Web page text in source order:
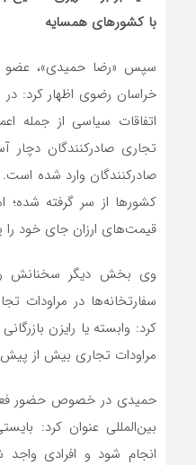
با کشورهای همسایه
سپس «رضا حمیدی»، عضو
خراسان رضوی اظهار کرد:
اتفاقات سیاسی از جمله
تجاری صادرکنندگان
صادرکنندگان وارد شده است.
کشورها از سر گرفته شده؛
قیمت‌های ارزان جای خود را
وی بخش دیگر سخنانش را
سفارتخانه‌ها در مراودات
کرد: وابسته‌ یا رایزن
مراودات تجاری بیش از پیش
حمیدی در خصوص حضور
بین‌المللی عنوان کرد:
انجام شود و افرادی واجد